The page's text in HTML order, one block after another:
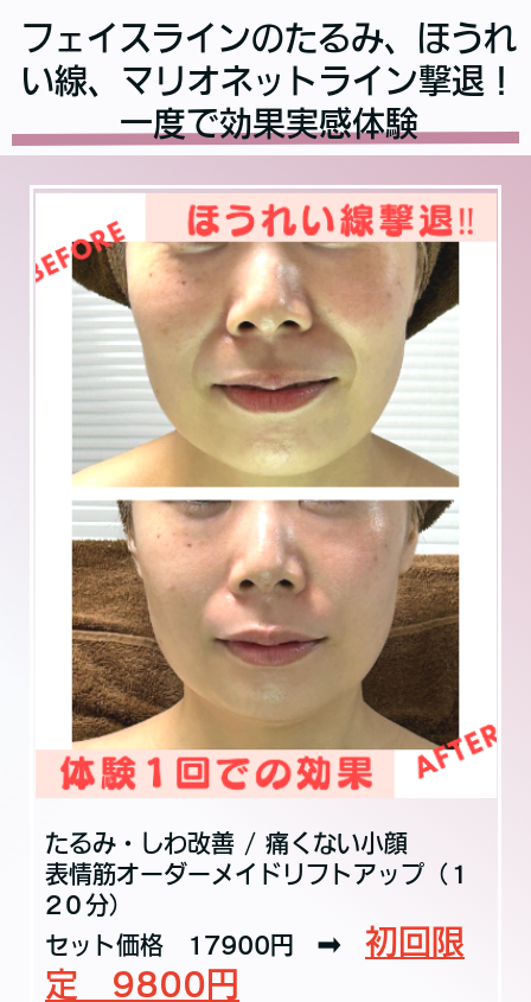
フェイスラインのたるみ、ほうれ
い線、マリオネットライン撃退！
一度で効果実感体験
たるみ・しわ改善 / 痛くない小顔
表情筋オーダーメイドリフトアップ（１
2０分）
セット価格 17900円 ➡ 初回限
定 9800円